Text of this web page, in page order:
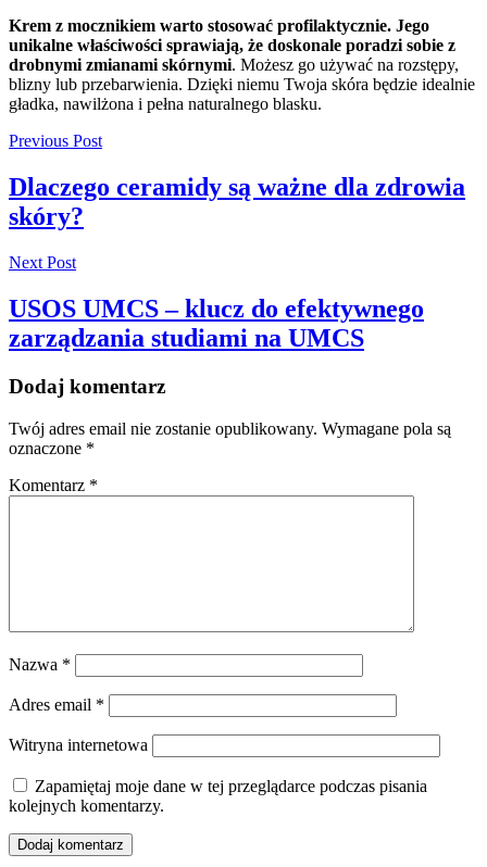
Krem z mocznikiem warto stosować profilaktycznie. Jego
unikalne właściwości sprawiają, że doskonale poradzi sobie z
drobnymi zmianami skórnymi. Możesz go używać na rozstępy,
blizny lub przebarwienia. Dzięki niemu Twoja skóra będzie idealnie
gładka, nawilżona i pełna naturalnego blasku.
Nawigacja
wpisu
Previous Post
Dlaczego ceramidy są ważne dla zdrowia
skóry?
Previous
Next Post
USOS UMCS – klucz do efektywnego
zarządzania studiami na UMCS
Next
Dodaj komentarz
Twój adres email nie zostanie opublikowany. Wymagane pola są
oznaczone *
Komentarz *
Nazwa *
Adres email *
Witryna internetowa
Zapamiętaj moje dane w tej przeglądarce podczas pisania
kolejnych komentarzy.